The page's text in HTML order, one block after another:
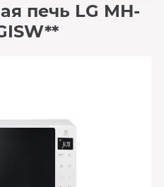
печь LG MH-